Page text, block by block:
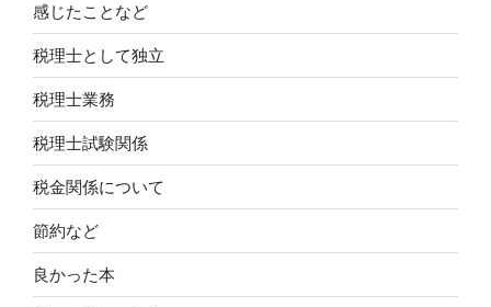
感じたことなど
税理士として独立
税理士業務
税理士試験関係
税金関係について
節約など
良かった本